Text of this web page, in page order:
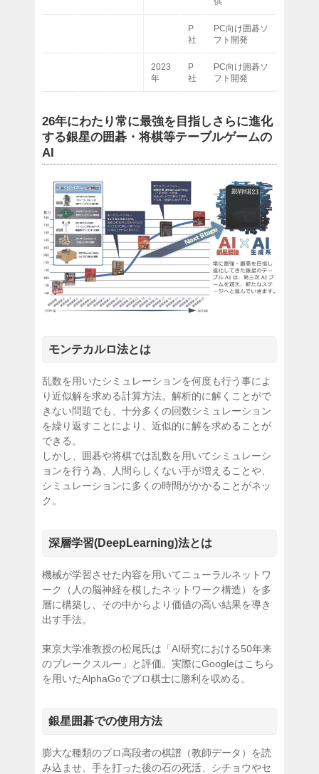
P
社
PC向け囲碁ソ
フト開発
2023
年
P
社
PC向け囲碁ソ
フト開発
26年にわたり常に最強を目指しさらに進化
する銀星の囲碁・将棋等テーブルゲームの
AI
モンテカルロ法とは
乱数を用いたシミュレーションを何度も行う事によ
り近似解を求める計算方法。解析的に解くことがで
きない問題でも、十分多くの回数シミュレーション
を繰り返すことにより、近似的に解を求めることが
できる。
しかし、囲碁や将棋では乱数を用いてシミュレーシ
ョンを行う為、人間らしくない手が増えることや、
シミュレーションに多くの時間がかかることがネッ
ク。
深層学習(DeepLearning)法とは
機械が学習させた内容を用いてニューラルネットワ
ーク（人の脳神経を模したネットワーク構造）を多
層に構築し、その中からより価値の高い結果を導き
出す手法。
東京大学准教授の松尾氏は「AI研究における50年来
のブレークスルー」と評価。実際にGoogleはこちら
を用いたAlphaGoでプロ棋士に勝利を収める。
銀星囲碁での使用方法
膨大な種類のプロ高段者の棋譜（教師データ）を読
み込ませ、手を打った後の石の死活、シチョウやセ